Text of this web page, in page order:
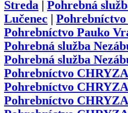
Streda
Pohrebná
Lučenec
Pohrebníctvo Pauko
Pohrebná služba
Pohrebná služba
Pohrebníctvo
Pohrebníctvo
Pohrebníctvo